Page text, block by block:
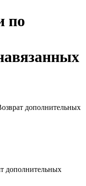
по
дополнительных
дополнительных